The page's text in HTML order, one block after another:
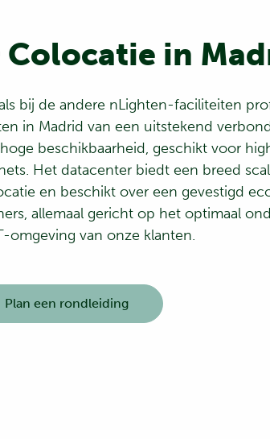
Colocatie in
bij de andere nLighten-faciliteiten
in Madrid van een uitstekend
beschikbaarheid, geschikt voor
Het datacenter biedt een breed
en beschikt over een gevestigd
allemaal gericht op het optimaal
omgeving van onze klanten.
Plan een rondleiding